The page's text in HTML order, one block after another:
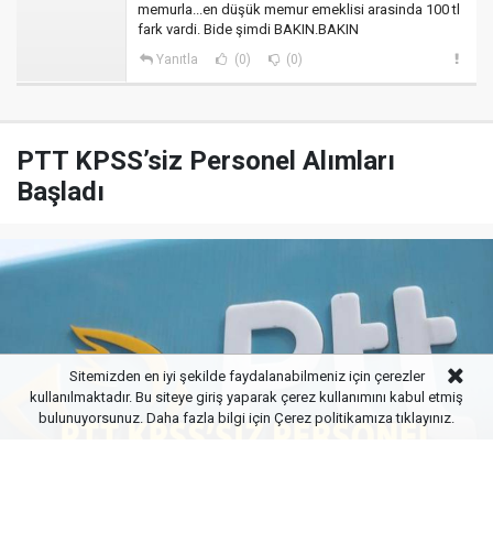
memurla...en düşük memur emeklisi arasinda 100 tl
fark vardi. Bide şimdi BAKIN.BAKIN
Yanıtla (0) (0)
PTT KPSS’siz Personel Alımları
Başladı
Sitemizden en iyi şekilde faydalanabilmeniz için çerezler
kullanılmaktadır. Bu siteye giriş yaparak çerez kullanımını kabul etmiş
bulunuyorsunuz. Daha fazla bilgi için Çerez politikamızatıklayınız.